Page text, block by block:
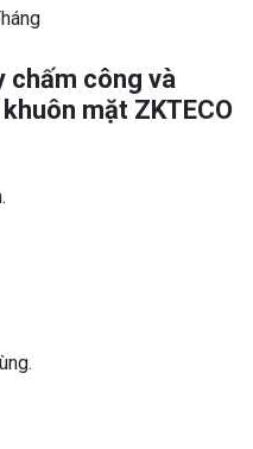
chấm công và
mặt ZKTECO